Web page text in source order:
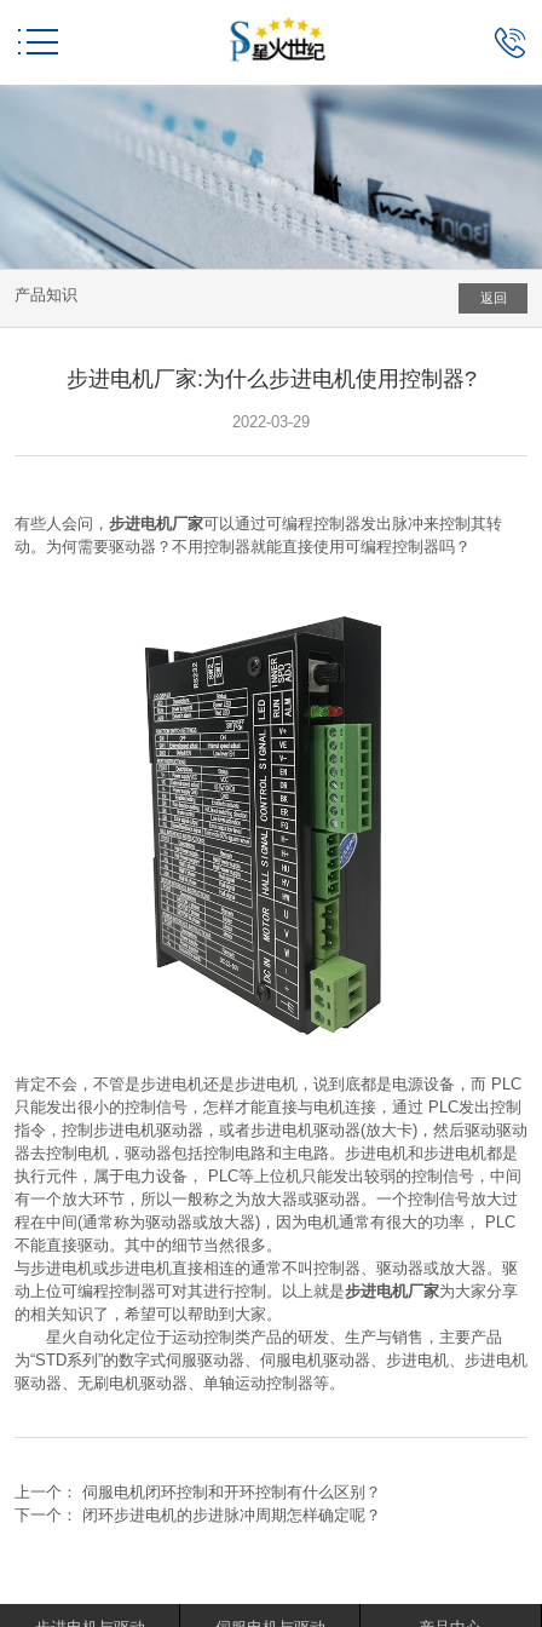
 
产品知识 返回
步进电机厂家:为什么步进电机使用控制器?
2022-03-29
有些人会问， 步进电机厂家可以通过可编程控制器发出脉冲来控制其转
动。为何需要驱动器？不用控制器就能直接使用可编程控制器吗？
肯定不会，不管是步进电机还是步进电机，说到底都是电源设备，而 PLC
只能发出很小的控制信号，怎样才能直接与电机连接，通过 PLC发出控制
指令，控制步进电机驱动器，或者步进电机驱动器(放大卡)，然后驱动驱动
器去控制电机，驱动器包括控制电路和主电路。步进电机和步进电机都是
执行元件，属于电力设备， PLC等上位机只能发出较弱的控制信号，中间
有一个放大环节，所以一般称之为放大器或驱动器。一个控制信号放大过
程在中间(通常称为驱动器或放大器)，因为电机通常有很大的功率， PLC
不能直接驱动。其中的细节当然很多。
与步进电机或步进电机直接相连的通常不叫控制器、驱动器或放大器。驱
动上位可编程控制器可对其进行控制。以上就是步进电机厂家为大家分享
的相关知识了，希望可以帮助到大家。
星火自动化定位于运动控制类产品的研发、生产与销售，主要产品
为“STD系列”的数字式伺服驱动器、 伺服电机驱动器 、步进电机、步进电机
驱动器、无刷电机驱动器、单轴运动控制器等。
上一个： 伺服电机闭环控制和开环控制有什么区别？
下一个： 闭环步进电机的步进脉冲周期怎样确定呢？